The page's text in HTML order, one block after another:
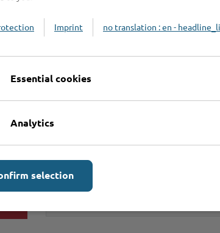
Online-Services
Imprint no translation : en -
Essential cookies
Analytics
selection